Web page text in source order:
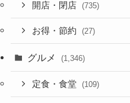
開店・閉店 (735)
お得・節約 (27)
グルメ (1,346)
定食・食堂 (109)